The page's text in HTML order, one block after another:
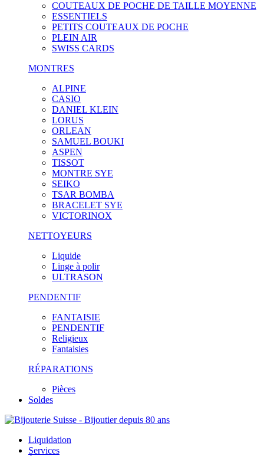
COUTEAUX DE POCHE DE TAILLE MOYENNE
ESSENTIELS
PETITS COUTEAUX DE POCHE
PLEIN AIR
SWISS CARDS
MONTRES
ALPINE
CASIO
DANIEL KLEIN
LORUS
ORLEAN
SAMUEL BOUKI
ASPEN
TISSOT
MONTRE SYE
SEIKO
TSAR BOMBA
BRACELET SYE
VICTORINOX
NETTOYEURS
Liquide
Linge à polir
ULTRASON
PENDENTIF
FANTAISIE
PENDENTIF
Religieux
Fantaisies
RÉPARATIONS
Pièces
Soldes
Liquidation
Services